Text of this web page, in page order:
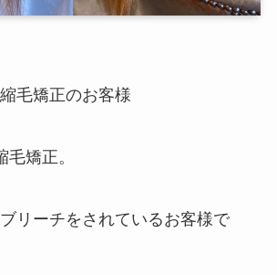
毛矯正のお客様
矯正。
リーチをされているお客様で